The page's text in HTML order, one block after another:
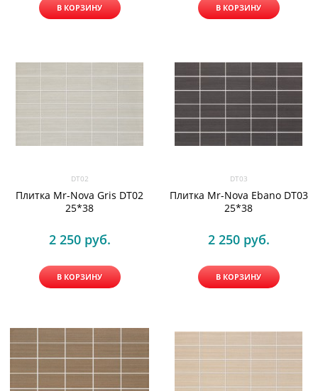
В КОРЗИНУ В КОРЗИНУ
DT02
Плитка Mr-Nova Gris DT02
25*38
2 250 руб.
В КОРЗИНУ
DT03
Плитка Mr-Nova Ebano DT03
25*38
2 250 руб.
В КОРЗИНУ